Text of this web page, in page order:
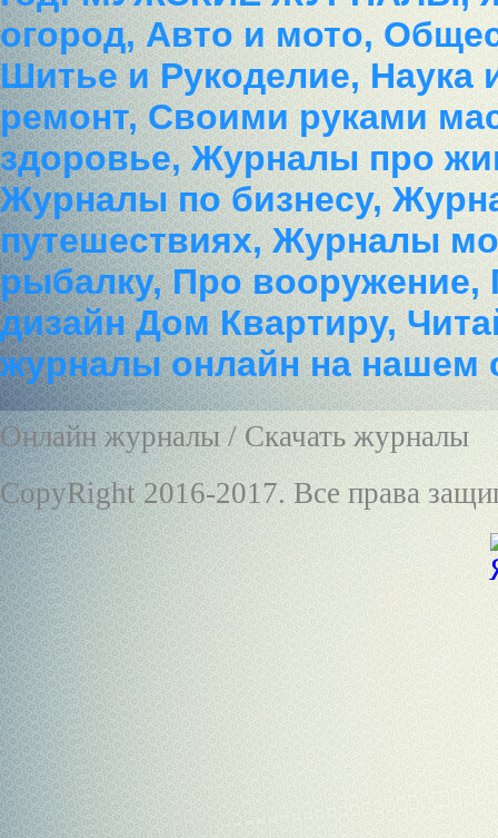
огород, Авто и мото,
Шитье и Рукоделие, Наука
ремонт, Своими руками
здоровье, Журналы про
Журналы по бизнесу,
путешествиях, Журналы
рыбалку, Про
дизайн Дом Квартиру,
журналы онлайн на нашем
Онлайн журналы / Скачать журналы
CopyRight 2016-2017. Все права